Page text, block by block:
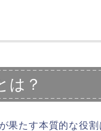
は？
果たす本質的な役